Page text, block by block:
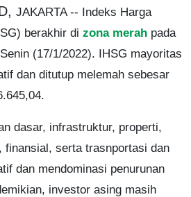
JAKARTA -- Indeks Harga
berakhir di zona merah pada
(17/1/2022). IHSG mayoritas
dan ditutup melemah sebesar
dasar, infrastruktur, properti,
finansial, serta trasnportasi dan
dan mendominasi penurunan
investor asing masih